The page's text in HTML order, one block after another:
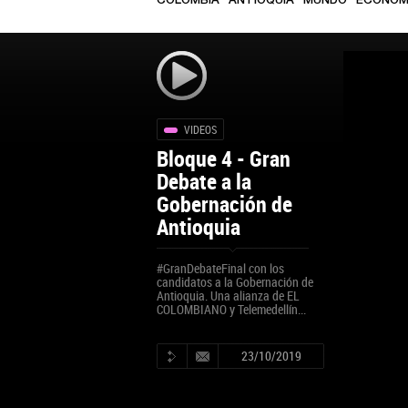
VIDEOS
Bloque 4 - Gran
Debate a la
Gobernación de
Antioquia
#GranDebateFinal con los
candidatos a la Gobernación de
Antioquia. Una alianza de EL
COLOMBIANO y Telemedellín...
23/10/2019